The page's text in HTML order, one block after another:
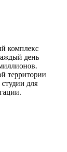
комплекс
день
территории
для